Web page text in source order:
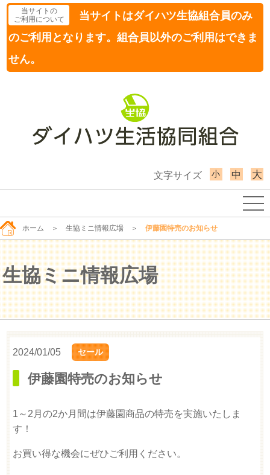
当サイトの
ご利用について
当サイトはダイハツ生協組合員のみ
のご利用となります。組合員以外のご利用はできま
せん。
文字サイズ 小 中 大
ホーム ＞ 生協ミニ情報広場 ＞ 伊藤園特売のお知らせ
生協ミニ情報広場
2024/01/05 セール
伊藤園特売のお知らせ
1～2月の2か月間は伊藤園商品の特売を実施いたしま
す！
お買い得な機会にぜひご利用ください。